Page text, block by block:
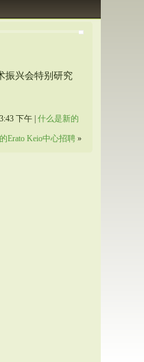
振兴会特别研究
下午 |什么是新的
Erato Keio中心招聘»